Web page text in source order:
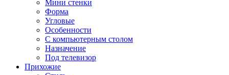
Мини стенки
Форма
Угловые
Особенности
С компьютерным столом
Назначение
Под телевизор
Прихожие